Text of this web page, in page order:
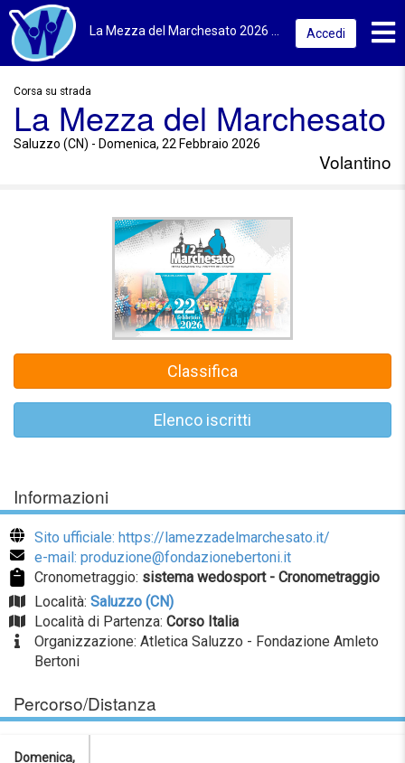
Accedi
Corsa su strada
La Mezza del Marchesato
Saluzzo (CN) - Domenica, 22 Febbraio 2026
Volantino
Informazioni
Sito ufficiale: https://lamezzadelmarchesato.it/
e-mail: produzione@fondazionebertoni.it
Cronometraggio: sistema wedosport - Cronometraggio
Località: Saluzzo (CN)
Località di Partenza: Corso Italia
Organizzazione: Atletica Saluzzo - Fondazione Amleto
Bertoni
Percorso/Distanza
Domenica,
Classifica
Elenco iscritti